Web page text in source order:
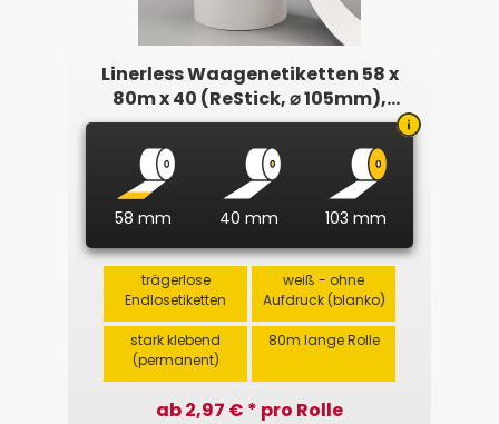
Linerless Waagenetiketten 58 x
80m x 40 (ReStick, ⌀ 105mm),
ablösbar
58 mm 40 mm 103 mm
trägerlose
Endlosetiketten
weiß - ohne
Aufdruck (blanko)
stark klebend
(permanent)
80m lange Rolle
ab 2,97 € * pro Rolle